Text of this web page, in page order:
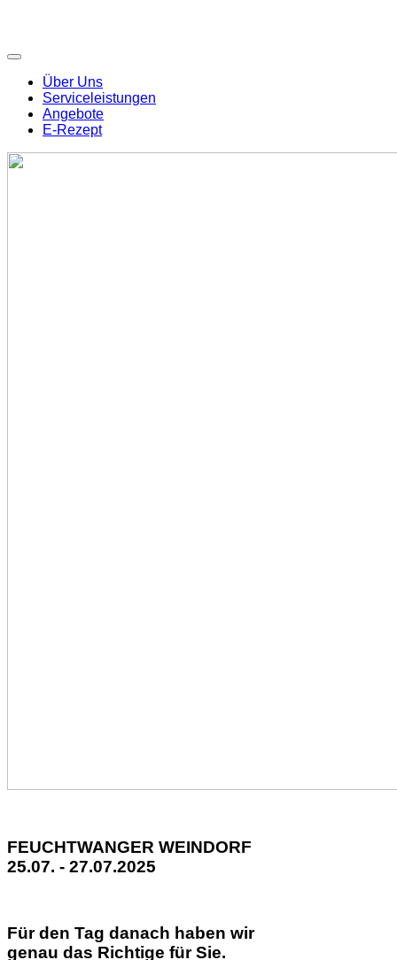
Über Uns
Serviceleistungen
Angebote
E-Rezept
FEUCHTWANGER WEINDORF
25.07. - 27.07.2025
Für den Tag danach haben wir
genau das Richtige für Sie.